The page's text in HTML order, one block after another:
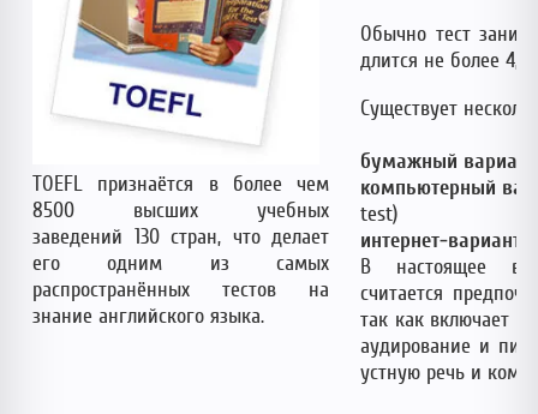
TOEFL признаётся в более чем
8500 высших учебных
заведений 130 стран, что делает
его одним из самых
распространённых тестов на
знание английского языка.
Обычно тест
длится не более 4,5
Существует
бумажный вариант
компьютерный
test)
интернет-вариант
В настоящее
считается
так как включает
аудирование и
устную речь и